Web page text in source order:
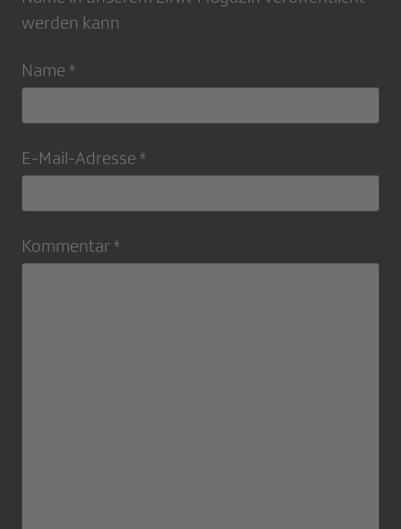
werden kann
Name *
E-Mail-Adresse *
Kommentar *